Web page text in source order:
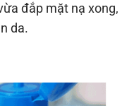
đắp mặt nạ xong,
da.